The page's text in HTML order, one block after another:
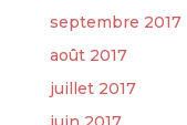
septembre 2017
août 2017
juillet 2017